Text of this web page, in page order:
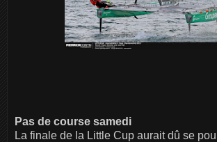
Pas de course samedi
La finale de la Little Cup aurait dû se